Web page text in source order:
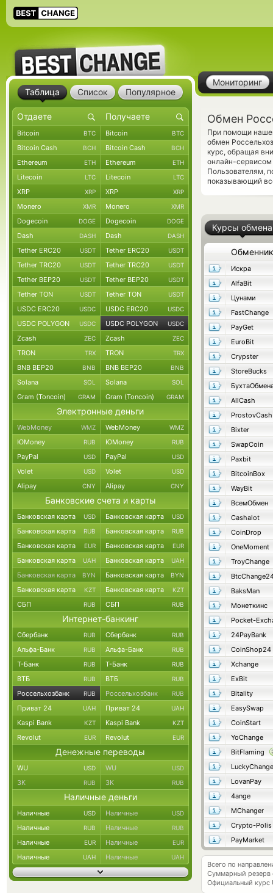
Мониторинг
Обмен
При помощи
обмен
курс, обращая
онлайн-сервисом
Пользователям,
показывающий
Курсы обмена
Обменник
Искра
AlfaBit
Цунами
FastChange
PayGet
EuroBit
Crypster
StoreBucks
AllCash
ProstovCash
Bixter
SwapCoin
Paxbit
BitcoinBox
WayBit
ВсемОбмен
Cashalot
CoinDrop
OneMoment
TroyChange
BaksMan
Монеткинс
Pocket-
24PayBank
CoinShop24
Xchange
ExBit
Bitality
EasySwap
CoinStart
YoChange
BitFlaming
LuckyChange
LovanPay
4ange
MChanger
Crypto-Polis
PayMarket
Всего по
Суммарный резерв
Официальный курс
Таблица Список Популярное
Bitcoin BTC Bitcoin BTC
Bitcoin Cash BCH Bitcoin Cash BCH
Ethereum ETH Ethereum ETH
Litecoin LTC Litecoin LTC
XRP XRP XRP XRP
Monero XMR Monero XMR
Dogecoin DOGE Dogecoin DOGE
Dash DASH Dash DASH
Tether ERC20 USDT Tether ERC20 USDT
Tether TRC20 USDT Tether TRC20 USDT
Tether BEP20 USDT Tether BEP20 USDT
Tether TON USDT Tether TON USDT
USDC ERC20 USDC USDC ERC20 USDC
USDC POLYGON USDC USDC POLYGON USDC
Zcash ZEC Zcash ZEC
TRON TRX TRON TRX
BNB BEP20 BNB BNB BEP20 BNB
Solana SOL Solana SOL
Gram (Toncoin) GRAM Gram (Toncoin) GRAM
Электронные деньги
WebMoney WMZ WebMoney WMZ
ЮMoney RUB ЮMoney RUB
PayPal USD PayPal USD
Volet USD Volet USD
Alipay CNY Alipay CNY
Банковские счета и карты
Банковская карта USD Банковская карта USD
Банковская карта RUB Банковская карта RUB
Банковская карта EUR Банковская карта EUR
Банковская карта UAH Банковская карта UAH
Банковская карта BYN Банковская карта BYN
Банковская карта KZT Банковская карта KZT
СБП RUB СБП RUB
Интернет-банкинг
Сбербанк RUB Сбербанк RUB
Альфа-Банк RUB Альфа-Банк RUB
Т-Банк RUB Т-Банк RUB
ВТБ RUB ВТБ RUB
Россельхозбанк RUB Россельхозбанк RUB
Приват 24 UAH Приват 24 UAH
Kaspi Bank KZT Kaspi Bank KZT
Revolut EUR Revolut EUR
Денежные переводы
WU USD WU USD
ЗК RUB ЗК RUB
Наличные деньги
Наличные USD Наличные USD
Наличные RUB Наличные RUB
Наличные EUR Наличные EUR
Наличные UAH Наличные UAH